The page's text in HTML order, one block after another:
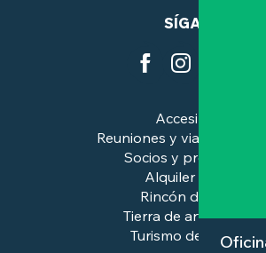
SÍGANOS
Accesibilidad
Reuniones y viajes de
Socios y profesionales
Alquiler de salas
Rincón de prensa
Tierra de arte e
Turismo de calidad™.